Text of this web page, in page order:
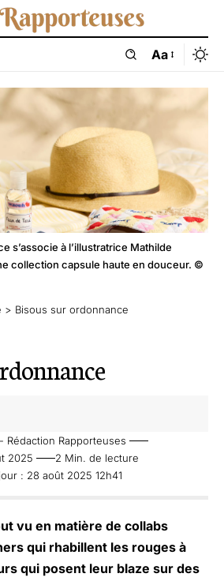
Aa
s’associe à l’illustratrice Mathilde
collection capsule haute en douceur. ©
> Bisous sur ordonnance
: 28 août 2025 12h41
- Rédaction Rapporteuses
2025
2 Min. de lecture
vu en matière de collabs
qui rhabillent les rouges à
qui posent leur blaze sur des